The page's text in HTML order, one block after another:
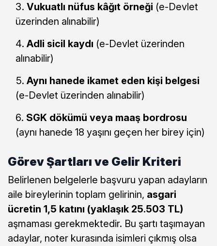
Vukuatlı nüfus kâğıt örneği (e-Devlet
üzerinden alınabilir)
Adli sicil kaydı (e-Devlet üzerinden
alınabilir)
Aynı hanede ikamet eden kişi belgesi
(e-Devlet üzerinden alınabilir)
SGK dökümü veya maaş bordrosu
(aynı hanede 18 yaşını geçen her birey için)
Görev Şartları ve Gelir Kriteri
Belirlenen belgelerle başvuru yapan adayların
aile bireylerinin toplam gelirinin, asgari
ücretin 1,5 katını (yaklaşık 25.503 TL)
aşmaması gerekmektedir. Bu şartı taşımayan
adaylar, noter kurasında isimleri çıkmış olsa